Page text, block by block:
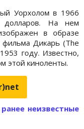
Уорхолом в 1966
На нем
в образе
фильма Дикарь (The
году. Известно,
этой киноленты.
неизвестные